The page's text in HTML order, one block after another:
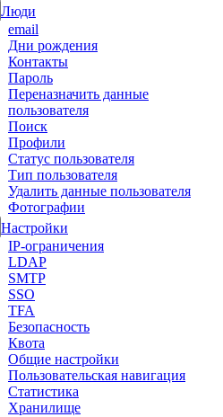
Люди
email
Дни рождения
Контакты
Пароль
Переназначить данные
пользователя
Поиск
Профили
Статус пользователя
Тип пользователя
Удалить данные пользователя
Фотографии
Настройки
IP-ограничения
LDAP
SMTP
SSO
TFA
Безопасность
Квота
Общие настройки
Пользовательская навигация
Статистика
Хранилище